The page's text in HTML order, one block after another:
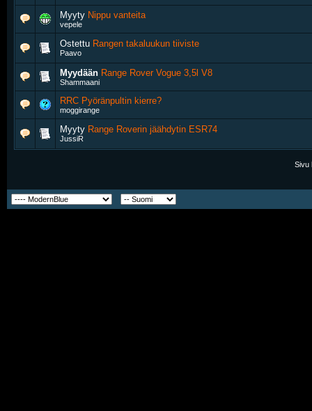
Myyty Nippu vanteita
vepele
Ostettu Rangen takaluukun tiiviste
Paavo
Myydään Range Rover Vogue 3,5l V8
Shammaani
RRC Pyöränpultin kierre?
moggirange
Myyty Range Roverin jäähdytin ESR74
JussiR
Sivu